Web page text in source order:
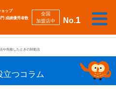
No.1
全国
加盟店中
ョップ
成績優秀者数
用
査定
iBuyer
や失敗したときの対処法
立つコラム